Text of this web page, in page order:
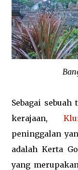
Sebagai
kerajaan,
peninggalan
adalah Kerta
yang